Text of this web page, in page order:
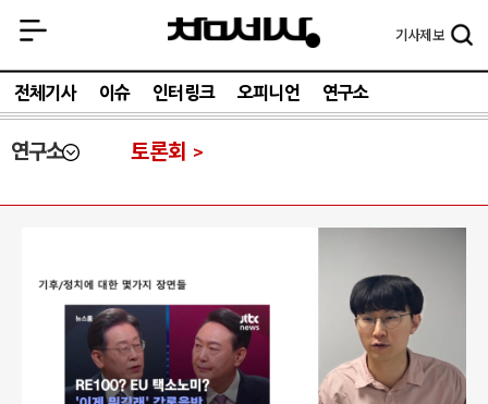
기사제보
전체기사 이슈 인터링크 오피니언 연구소
연구소 토론회